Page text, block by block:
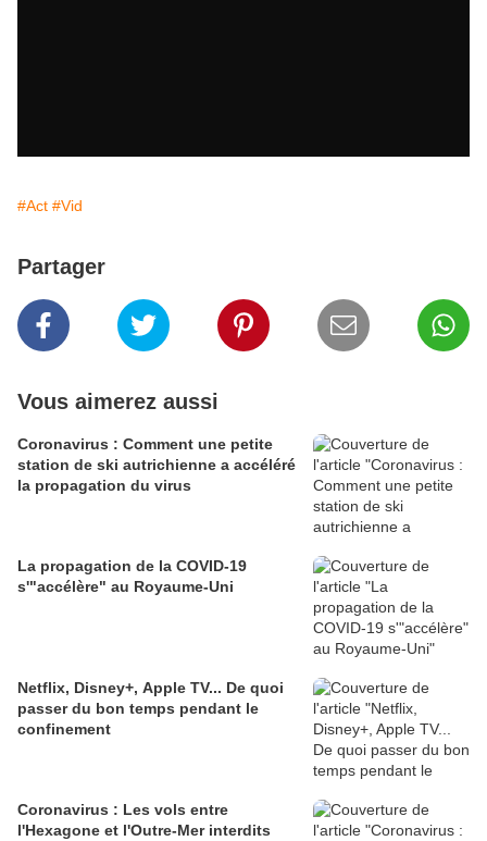
#Act #Vid
Partager
Vous aimerez aussi
Coronavirus : Comment une petite
station de ski autrichienne a accéléré
la propagation du virus
La propagation de la COVID-19
s'"accélère" au Royaume-Uni
Netflix, Disney+, Apple TV... De quoi
passer du bon temps pendant le
confinement
Coronavirus : Les vols entre
l'Hexagone et l'Outre-Mer interdits